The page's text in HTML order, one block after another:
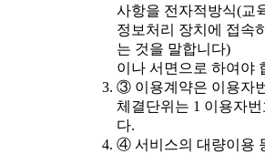
사항을 전자적방식(교
정보처리 장치에 접속
는 것을 말합니다)
이나 서면으로 하여야
③ 이용계약은 이용자
체결단위는 1 이용자
다.
④ 서비스의 대량이용